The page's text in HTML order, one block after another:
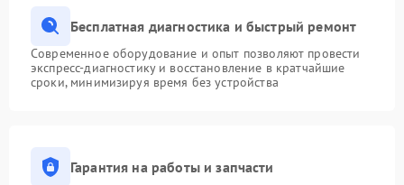
Бесплатная диагностика и быстрый ремонт
Современное оборудование и опыт позволяют провести
экспресс-диагностику и восстановление в кратчайшие
сроки, минимизируя время без устройства
Гарантия на работы и запчасти